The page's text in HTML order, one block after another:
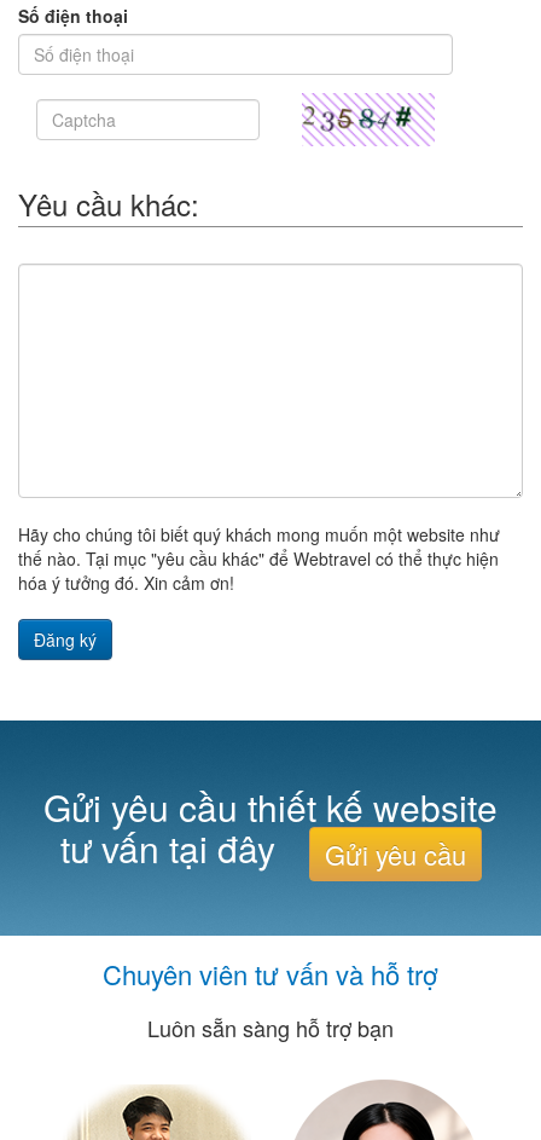
Số điện thoại
Yêu cầu khác:
Hãy cho chúng tôi biết quý khách mong muốn một website như
thế nào. Tại mục "yêu cầu khác" để Webtravel có thể thực hiện
hóa ý tưởng đó. Xin cảm ơn!
Đăng ký
Gửi yêu cầu thiết kế website
tư vấn tại đây Gửi yêu cầu
Chuyên viên tư vấn và hỗ trợ
Luôn sẵn sàng hỗ trợ bạn